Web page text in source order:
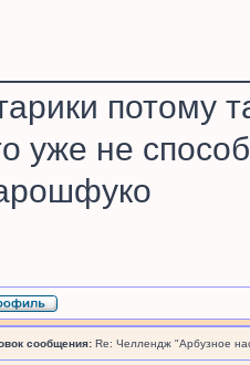
потому
уже не
сообщения: Re: Челлендж "Арбузное